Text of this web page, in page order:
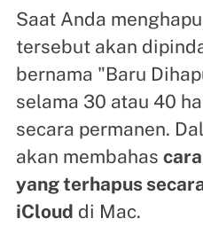
Saat Anda
tersebut akan
bernama "Baru
selama 30 atau 40
secara permanen.
akan membahas
yang terhapus
iCloud di Mac.